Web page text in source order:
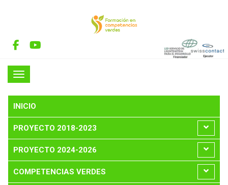
INICIO
PROYECTO 2018-2023
PROYECTO 2024-2026
COMPETENCIAS VERDES